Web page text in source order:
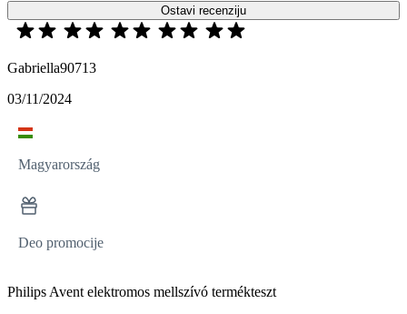
Ostavi recenziju
Gabriella90713
03/11/2024
Magyarország
Deo promocije
Philips Avent elektromos mellszívó termékteszt